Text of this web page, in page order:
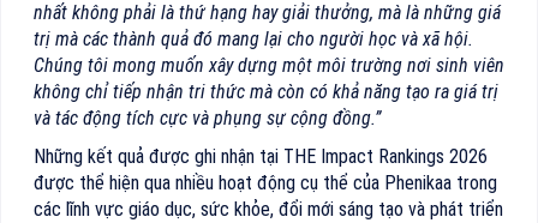
nhất không phải là thứ hạng hay giải thưởng, mà là những giá
trị mà các thành quả đó mang lại cho người học và xã hội.
Chúng tôi mong muốn xây dựng một môi trường nơi sinh viên
không chỉ tiếp nhận tri thức mà còn có khả năng tạo ra giá trị
và tác động tích cực và phụng sự cộng đồng.”
Những kết quả được ghi nhận tại THE Impact Rankings 2026
được thể hiện qua nhiều hoạt động cụ thể của Phenikaa trong
các lĩnh vực giáo dục, sức khỏe, đổi mới sáng tạo và phát triển